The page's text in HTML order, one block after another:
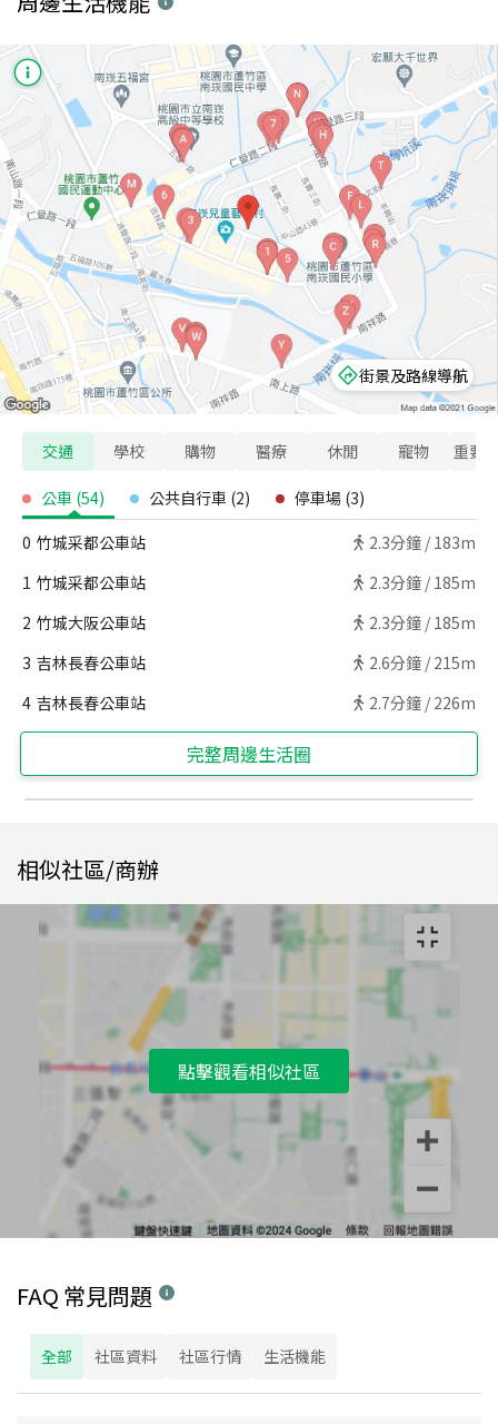
街景及路線導航
交通 學校 購物 醫療 休閒 寵物 重要
公車 (54) 公共自行車 (2) 停車場 (3)
0 竹城采都公車站 2.3分鐘 / 183m
1 竹城采都公車站 2.3分鐘 / 185m
2 竹城大阪公車站 2.3分鐘 / 185m
3 吉林長春公車站 2.6分鐘 / 215m
4 吉林長春公車站 2.7分鐘 / 226m
完整周邊生活圈
相似社區/商辦
點擊觀看相似社區
FAQ 常見問題
全部 社區資料 社區行情 生活機能